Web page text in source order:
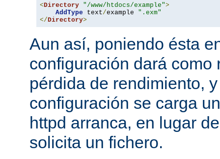
<Directory "/www/htdocs/example">
AddType text/example ".exm"
</Directory>
Aun así, poniendo ésta
configuración dará como
pérdida de rendimiento,
configuración se carga
httpd arranca, en lugar
solicita un fichero.